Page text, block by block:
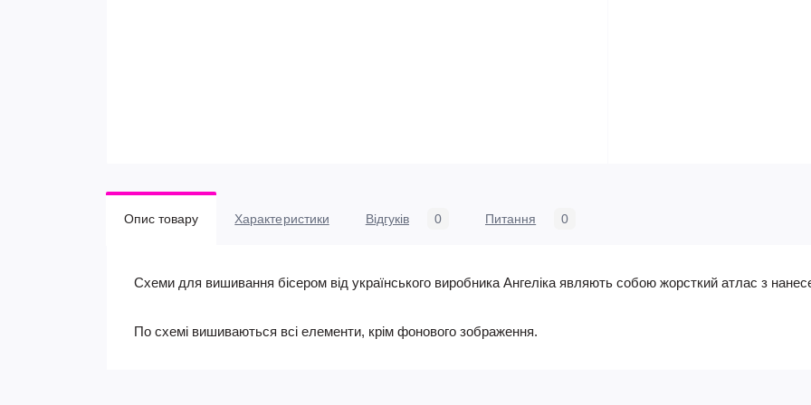
Опис товару Характеристики Відгуків 0 Питання 0
Схеми для вишивання бісером від українського виробника Ангеліка являють собою жорсткий атлас з
По схемі вишиваються всі елементи, крім фонового зображення.